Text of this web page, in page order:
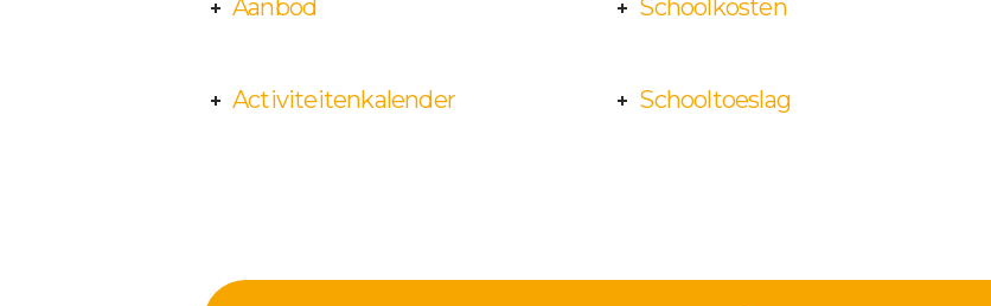
Aanbod Schoolkosten
Activiteitenkalender Schooltoeslag